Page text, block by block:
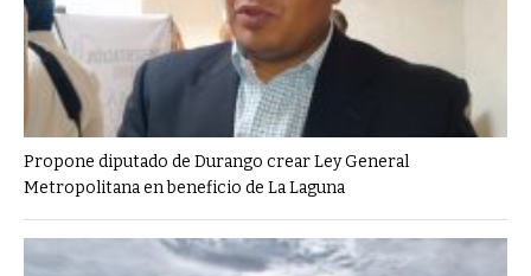
Propone diputado de Durango crear Ley General
Metropolitana en beneficio de La Laguna